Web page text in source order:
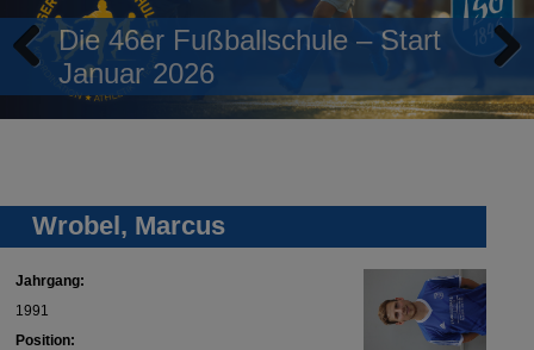
Die 46er Fußballschule – Start
Januar 2026
Previous
Wrobel, Marcus
Jahrgang:
1991
Position: